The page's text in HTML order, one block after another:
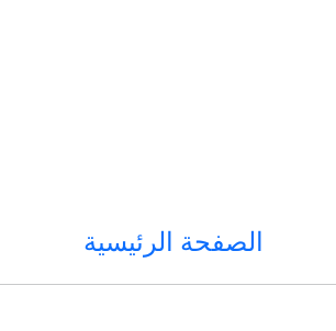
الصفحة الرئيسية